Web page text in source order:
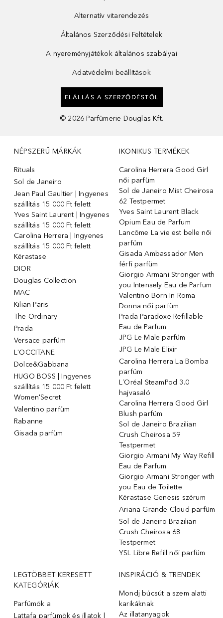
Alternatív vitarendezés
Általános Szerződési Feltételek
A nyereményjátékok általános szabályai
Adatvédelmi beállítások
ELÁLLÁS A SZERZŐDÉSTŐL
© 2026 Parfümerie Douglas Kft.
NÉPSZERŰ MÁRKÁK
Rituals
Sol de Janeiro
Jean Paul Gaultier | Ingyenes
szállítás 15 000 Ft felett
Yves Saint Laurent | Ingyenes
szállítás 15 000 Ft felett
Carolina Herrera | Ingyenes
szállítás 15 000 Ft felett
Kérastase
DIOR
Douglas Collection
MAC
Kilian Paris
The Ordinary
Prada
Versace parfüm
L'OCCITANE
Dolce&Gabbana
HUGO BOSS | Ingyenes
szállítás 15 000 Ft felett
Women'Secret
Valentino parfüm
Rabanne
Gisada parfüm
IKONIKUS TERMÉKEK
Carolina Herrera Good Girl
női parfüm
Sol de Janeiro Mist Cheirosa
62 Testpermet
Yves Saint Laurent Black
Opium Eau de Parfum
Lancôme La vie est belle női
parfüm
Gisada Ambassador Men
férfi parfüm
Giorgio Armani Stronger with
you Intensely Eau de Parfum
Valentino Born In Roma
Donna női parfüm
Prada Paradoxe Refillable
Eau de Parfum
JPG Le Male parfüm
JPG Le Male Elixir
Carolina Herrera La Bomba
parfüm
L´Oréal SteamPod 3.0
hajvasaló
Carolina Herrera Good Girl
Blush parfüm
Sol de Janeiro Brazilian
Crush Cheirosa 59
Testpermet
Giorgio Armani My Way Refill
Eau de Parfum
Giorgio Armani Stronger with
you Eau de Toilette
Kérastase Genesis szérum
Ariana Grande Cloud parfüm
Sol de Janeiro Brazilian
Crush Cheirosa 68
Testpermet
YSL Libre Refill női parfüm
LEGTÖBBET KERESETT
KATEGÓRIÁK
Parfümök ️a
Lattafa parfümök és illatok |
INSPIRÁCIÓ & TRENDEK
Mondj búcsút a szem alatti
karikáknak
Az illatanyagok